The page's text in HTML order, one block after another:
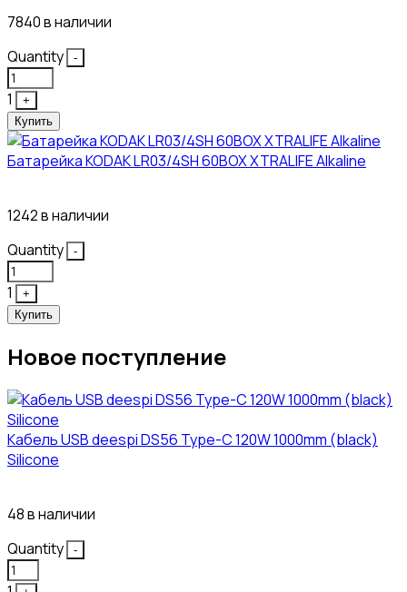
7840 в наличии
Quantity
-
1
+
Купить
Батарейка KODAK LR03/4SH 60BOX XTRALIFE Alkaline
1242 в наличии
Quantity
-
1
+
Купить
Новое поступление
Кабель USB deespi DS56 Type-C 120W 1000mm (black)
Silicone
48 в наличии
Quantity
-